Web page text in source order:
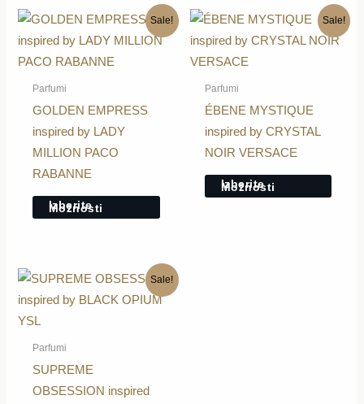
Sale!
Parfumi
GOLDEN EMPRESS
inspired by LADY
MILLION PACO
RABANNE
Izberite
Možnosti
Ta
izdelek
Možnosti
Sale!
Parfumi
ÉBENE MYSTIQUE
inspired by CRYSTAL
NOIR VERSACE
Izberite
Možnosti
Ta
Sale!
Parfumi
SUPREME
OBSESSION inspired
Ta
izdelek